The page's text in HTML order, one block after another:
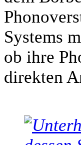
Systems
ob ihre
direkten